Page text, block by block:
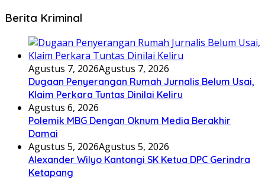
Berita Kriminal
Agustus 7, 2026Agustus 7, 2026
Dugaan Penyerangan Rumah Jurnalis Belum Usai,
Klaim Perkara Tuntas Dinilai Keliru
Agustus 6, 2026
Polemik MBG Dengan Oknum Media Berakhir
Damai
Agustus 5, 2026Agustus 5, 2026
Alexander Wilyo Kantongi SK Ketua DPC Gerindra
Ketapang